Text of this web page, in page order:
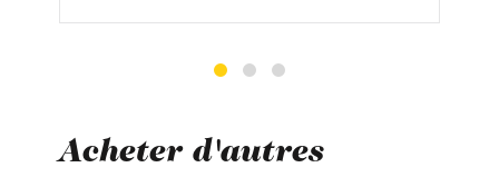
Acheter d'autres